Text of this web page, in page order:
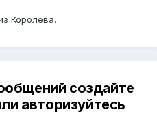
Королёва.
создайте
авторизуйтесь